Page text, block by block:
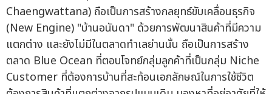
Chaengwattana) ถือเป็นการสร้างกลยุทธ์ขับเคลื่อนธุรกิจ
(New Engine) "บ้านอนันดา" ด้วยการพัฒนาสินค้าที่มีความ
แตกต่าง และยังไม่มีในตลาดทำเลย่านนั้น ถือเป็นการสร้าง
ตลาด Blue Ocean ที่ตอบโจทย์กลุ่มลูกค้าที่เป็นกลุ่ม Niche
Customer ที่ต้องการบ้านที่สะท้อนเอกลักษณ์ในการใช้ชีวิต